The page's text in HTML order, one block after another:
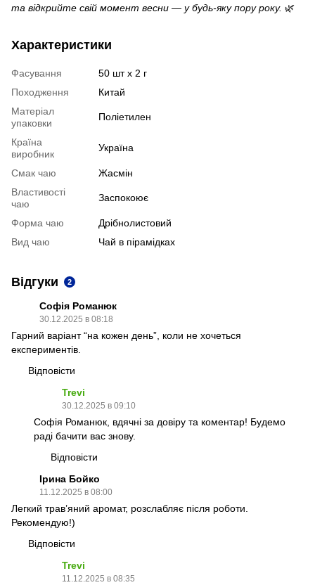
та відкрийте свій момент весни — у будь-яку пору року. 🌿
Характеристики
Фасування
50 шт х 2 г
Походження
Китай
Матеріал
упаковки
Поліетилен
Країна
виробник
Україна
Смак чаю
Жасмін
Властивості
чаю
Заспокоює
Форма чаю
Дрібнолистовий
Вид чаю
Чай в пірамідках
Відгуки 2
Софія Романюк
30.12.2025 в 08:18
Гарний варіант “на кожен день”, коли не хочеться
експериментів.
Відповісти
Trevi
30.12.2025 в 09:10
Софія Романюк, вдячні за довіру та коментар! Будемо
раді бачити вас знову.
Відповісти
Ірина Бойко
11.12.2025 в 08:00
Легкий трав’яний аромат, розслабляє після роботи.
Рекомендую!)
Відповісти
Trevi
11.12.2025 в 08:35